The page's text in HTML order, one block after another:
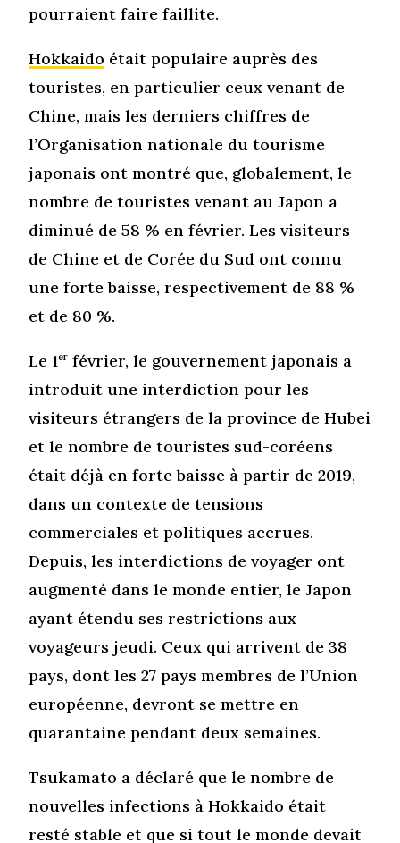
pourraient faire faillite.
Hokkaido était populaire auprès des
touristes, en particulier ceux venant de
Chine, mais les derniers chiffres de
l’Organisation nationale du tourisme
japonais ont montré que, globalement, le
nombre de touristes venant au Japon a
diminué de 58 % en février. Les visiteurs
de Chine et de Corée du Sud ont connu
une forte baisse, respectivement de 88 %
et de 80 %.
Le 1er février, le gouvernement japonais a
introduit une interdiction pour les
visiteurs étrangers de la province de Hubei
et le nombre de touristes sud-coréens
était déjà en forte baisse à partir de 2019,
dans un contexte de tensions
commerciales et politiques accrues.
Depuis, les interdictions de voyager ont
augmenté dans le monde entier, le Japon
ayant étendu ses restrictions aux
voyageurs jeudi. Ceux qui arrivent de 38
pays, dont les 27 pays membres de l’Union
européenne, devront se mettre en
quarantaine pendant deux semaines.
Tsukamato a déclaré que le nombre de
nouvelles infections à Hokkaido était
resté stable et que si tout le monde devait